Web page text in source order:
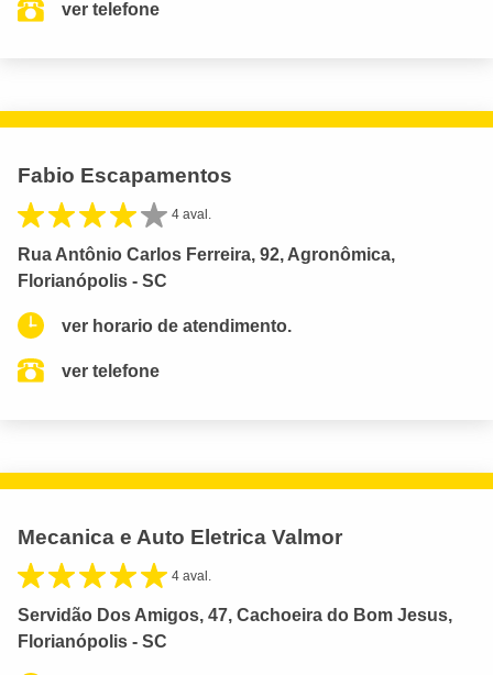
ver telefone
Fabio Escapamentos
4 aval.
Rua Antônio Carlos Ferreira, 92, Agronômica,
Florianópolis - SC
ver horario de atendimento.
ver telefone
Mecanica e Auto Eletrica Valmor
4 aval.
Servidão Dos Amigos, 47, Cachoeira do Bom Jesus,
Florianópolis - SC